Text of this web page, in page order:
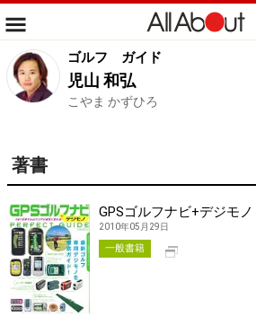
ゴルフ ガイド
児山 和弘
こやま かずひろ
著書
GPSゴルフナビ+デジモ
2010年05月29日
一般書籍